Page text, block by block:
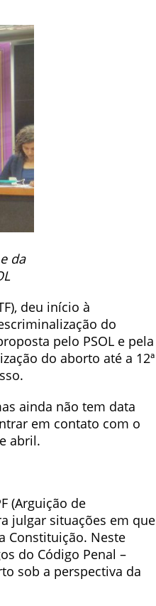
da
deu início à
do
pelo PSOL e pela
do aborto até a 12ª
ainda não tem data
em contato com o
abril.
(Arguição de
julgar situações em que
Constituição. Neste
do Código Penal –
sob a perspectiva da